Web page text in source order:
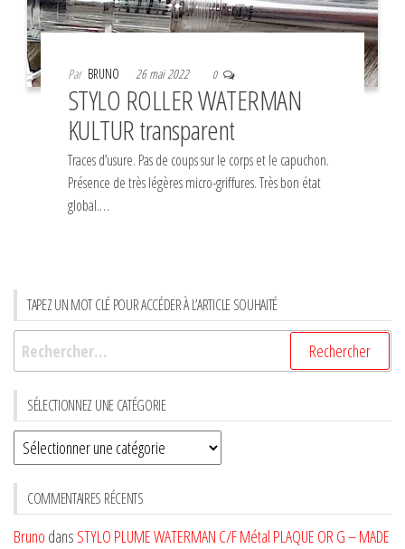
Par BRUNO 26 mai 2022 0
STYLO ROLLER WATERMAN
KULTUR transparent
Traces d’usure. Pas de coups sur le corps et le capuchon.
Présence de très légères micro-griffures. Très bon état
global.…
TAPEZ UN MOT CLÉ POUR ACCÉDER À L’ARTICLE SOUHAITÉ
Rechercher :
SÉLECTIONNEZ UNE CATÉGORIE
Sélectionnez
une
CATÉGORIE
COMMENTAIRES RÉCENTS
Bruno dans STYLO PLUME WATERMAN C/F Métal PLAQUE OR G – MADE